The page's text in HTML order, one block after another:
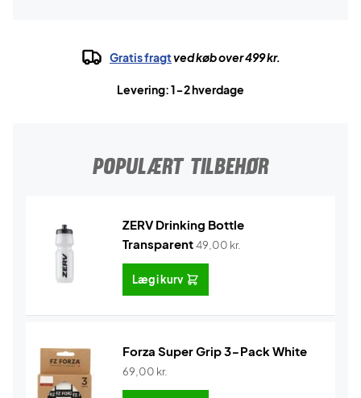
Gratis fragtved køb over 499 kr.
Levering: 1-2 hverdage
POPULÆRT TILBEHØR
ZERV Drinking Bottle
Transparent49,00 kr.
Læg i kurv
Forza Super Grip 3-Pack White
69,00 kr.